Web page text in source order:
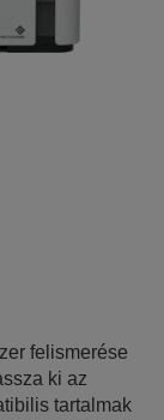
felismerése
ki az
tartalmak